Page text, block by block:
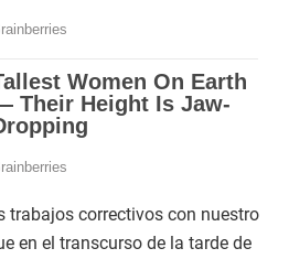
trabajos correctivos con nuestro
en el transcurso de la tarde de